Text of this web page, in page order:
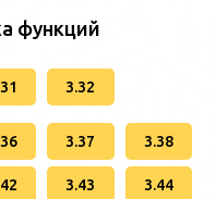
функций
3.32
3.37 3.38
3.43 3.44